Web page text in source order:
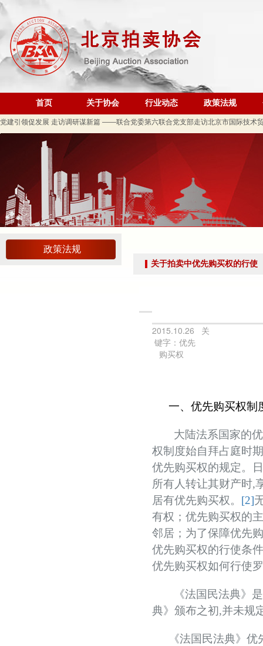
首页 关于协会 行业动态 政策法规
规范运营强基础 跨业合作促发展——联合党委第六联合党支部到北京国际会议展览
关于发布《北京地区文物艺术品拍卖佣（酬）金标准调查报告》的通知
“协会+媒体+法律联动”助力企业发展系列活动之十 ——走进会员单位北京恒泰博车
关于做好夏季防暑降温及汛期安全生产工作的通知
党建引领促发展 走访调研谋新篇 ——联合党委第六联合党支部走访北京市国际技术
党建领航商旅融合，联动赋能行业发展——联合党委组织开展“七一”主题党日活动
坚守人民立场 践行正确政绩观——北京拍卖协会流动党支部与第六流动联合党支部
压实安全责任 筑牢商务领域应急防线——北京拍卖协会参加全市商务领域“安全生产
艺术疗愈生活 展现积极人生 ——北京拍卖协会姚光锋会长一行参观刘双舟教授作品
强化内部监督机制 护航协会健康发展——北拍协第五届第四次监事会顺利召开
完善治理体系，研究发展重点，共促高质量发展——北京拍卖协会召开第五届第六次
强本领守底线 促行业提质效——协会张颖秘书长参训 助力拍卖交易高质量发展
行业转型 服务为本——中益五福拍卖到访北拍协
关于开展2026年“诚信兴商”倡议企业征集活动的通知
党建引领聚合力 调研赋能促提升——北拍协党支部参加第一联合党委赴京客隆专题
发挥党建引领作用 聚合跨行业发展资源——北京市商业服务业行业协会第一联合党
川流京华 共槌共赢——川京拍卖业务交流座谈会在成都召开
“协会+媒体+法律联动”助力企业发展系列活动之九——走进理事单位北京鸿盛祥国际
数智+拍卖 提升拍卖服务能力——姚光锋会长参加中拍协王波会长一行对阿里巴巴调
关于开展2026年度行业信用承诺活动的通知（第二批正式启动）
“协会+媒体+法律联动 助力企业发展”系列活动之八——走访会员单位北京懋隆拍卖有
北京拍卖协会会长姚光锋在2026年全国拍卖行业协会工作会上的交流发言稿
北京拍卖协会参加“2026年全国拍卖行业协会工作会”——姚光锋会长做交流发言
聚势 积微 修德 灵变——协会五届三次会员大会总结发言稿
关于北京地区拍卖企业安全生产和消防安全倡议书
规范运营强基础 跨业合作促发展——联合党委第六联合党支部到北京国际会议展览
关于发布《北京地区文物艺术品拍卖佣（酬）金标准调查报告》的通知
政策法规
关于拍卖中优先购买权的行使
2015.10.26 关
键字：优先
购买权
一、优先购买权制
大陆法系国家的
权制度始自拜占庭时
优先购买权的规定。
所有人转让其财产时,
居有优先购买权。 [2]
有权；优先购买权的
邻居；为了保障优先
优先购买权的行使条
优先购买权如何行使
《法国民法典》
典》颁布之初,并未规
《法国民法典》